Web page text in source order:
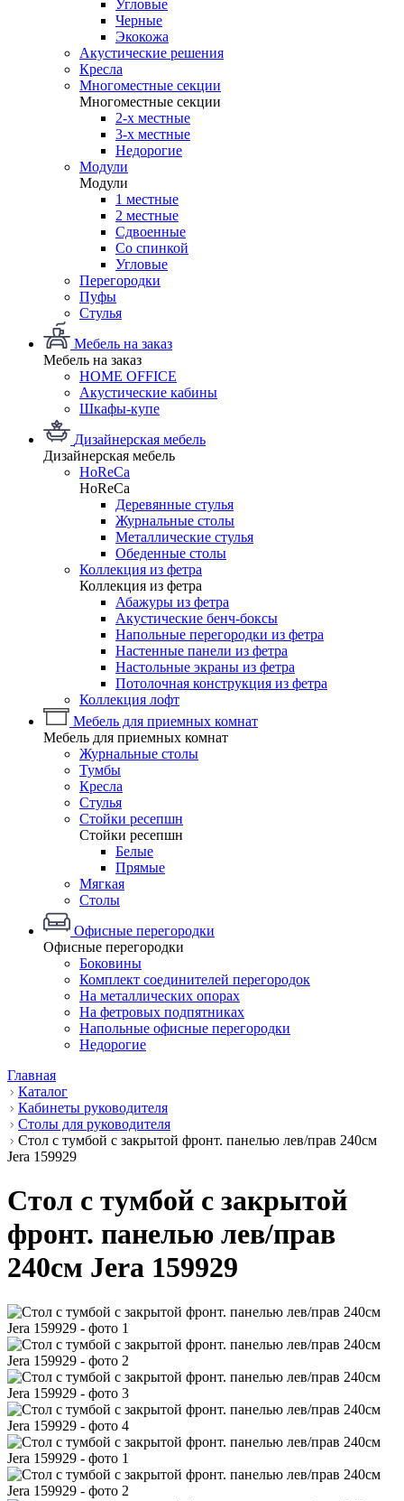
Угловые
Черные
Экокожа
Акустические решения
Кресла
Многоместные секции
Многоместные секции
2-х местные
3-х местные
Недорогие
Модули
Модули
1 местные
2 местные
Сдвоенные
Со спинкой
Угловые
Перегородки
Пуфы
Стулья
Мебель на заказ
Мебель на заказ
HOME OFFICE
Акустические кабины
Шкафы-купе
Дизайнерская мебель
Дизайнерская мебель
HoReCa
HoReCa
Деревянные стулья
Журнальные столы
Металлические стулья
Обеденные столы
Коллекция из фетра
Коллекция из фетра
Абажуры из фетра
Акустические бенч-боксы
Напольные перегородки из фетра
Настенные панели из фетра
Настольные экраны из фетра
Потолочная конструкция из фетра
Коллекция лофт
Мебель для приемных комнат
Мебель для приемных комнат
Журнальные столы
Тумбы
Кресла
Стулья
Стойки ресепшн
Стойки ресепшн
Белые
Прямые
Мягкая
Столы
Офисные перегородки
Офисные перегородки
Боковины
Комплект соединителей перегородок
На металлических опорах
На фетровых подпятниках
Напольные офисные перегородки
Недорогие
Главная
Каталог
Кабинеты руководителя
Столы для руководителя
Стол с тумбой с закрытой фронт. панелью лев/прав 240см
Jera 159929
Стол с тумбой с закрытой
фронт. панелью лев/прав
240см Jera 159929